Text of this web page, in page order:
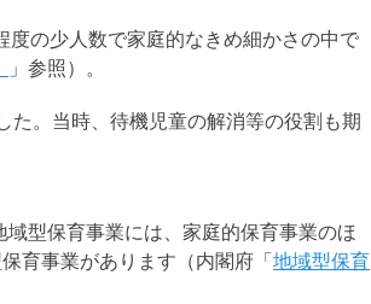
の少人数で家庭的なきめ細かさの中で
」参照）。
。当時、待機児童の解消等の役割も期
型保育事業には、家庭的保育事業のほ
育事業があります（内閣府「地域型保育